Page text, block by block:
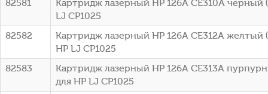
82581
Картридж лазерный HP 126A CE310A черный
LJ CP1025
82582
Картридж лазерный HP 126A CE312A желтый
HP LJ CP1025
82583
Картридж лазерный HP 126A CE313A
для HP LJ CP1025